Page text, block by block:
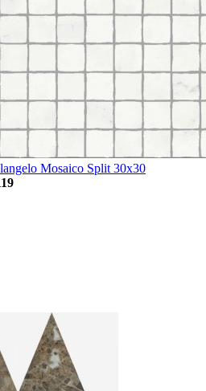
Mosaico Split 30x30